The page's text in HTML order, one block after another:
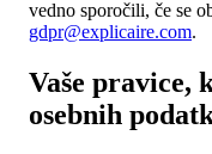
vedno sporočili, če se
gdpr@explicaire.com.
Vaše pravice,
osebnih